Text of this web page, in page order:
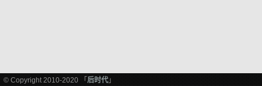
© Copyright 2010-2020 「 后时代 」